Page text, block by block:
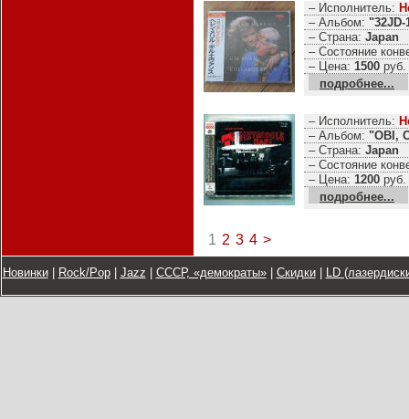
– Исполнитель:
– Альбом:
– Страна: Japan
– Состояние
– Цена: 1500 руб.
подробнее...
– Исполнитель:
– Альбом: "OBI,
– Страна: Japan
– Состояние
– Цена: 1200 руб.
подробнее...
1 2 3 4 >
Новинки| Rock/Pop| Jazz СССР, «демократы»| Скидки| LD